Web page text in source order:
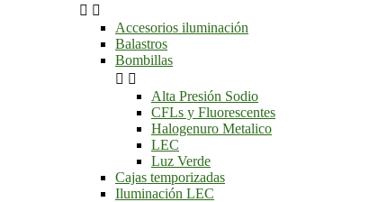
 
Accesorios iluminación
Balastros
Bombillas
 
Alta Presión Sodio
CFLs y Fluorescentes
Halogenuro Metalico
LEC
Luz Verde
Cajas temporizadas
Iluminación LEC